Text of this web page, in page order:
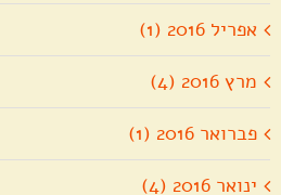
אפריל 2016 (1)
מרץ 2016 (4)
פברואר 2016 (1)
ינואר 2016 (4)